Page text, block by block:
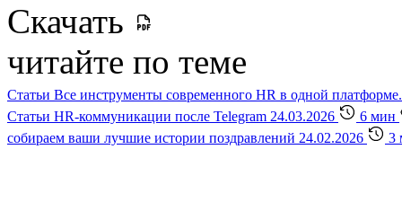
Скачать
читайте по теме
Статьи Все инструменты современного HR в одной
Статьи HR-коммуникации после Telegram 24.03.2026
6 мин
собираем ваши лучшие истории поздравлений 24.02.2026 3